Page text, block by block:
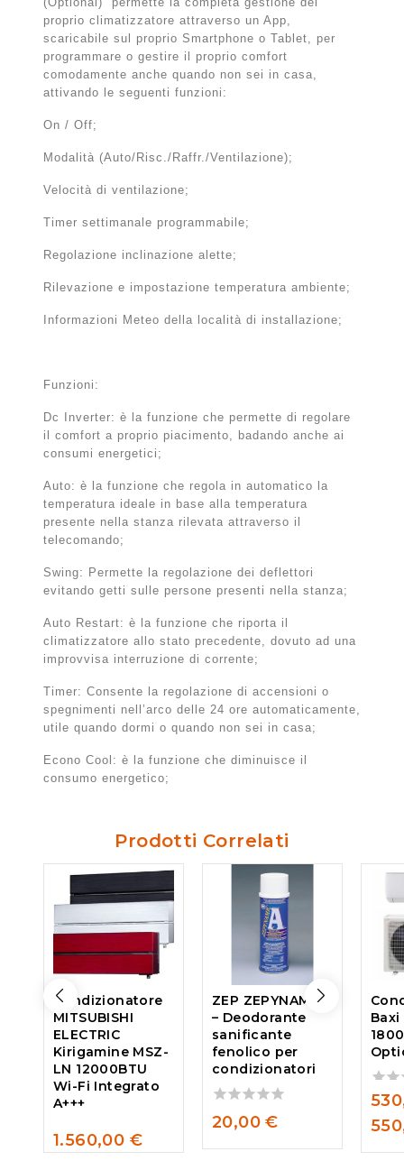
proprio climatizzatore attraverso un App,
scaricabile sul proprio Smartphone o Tablet, per
programmare o gestire il proprio comfort
comodamente anche quando non sei in casa,
attivando le seguenti funzioni:
On / Off;
Modalità (Auto/Risc./Raffr./Ventilazione);
Velocità di ventilazione;
Timer settimanale programmabile;
Regolazione inclinazione alette;
Rilevazione e impostazione temperatura ambiente;
Informazioni Meteo della località di installazione;
Funzioni:
Dc Inverter: è la funzione che permette di regolare
il comfort a proprio piacimento, badando anche ai
consumi energetici;
Auto: è la funzione che regola in automatico la
temperatura ideale in base alla temperatura
presente nella stanza rilevata attraverso il
telecomando;
Swing: Permette la regolazione dei deflettori
evitando getti sulle persone presenti nella stanza;
Auto Restart: è la funzione che riporta il
climatizzatore allo stato precedente, dovuto ad una
improvvisa interruzione di corrente;
Timer: Consente la regolazione di accensioni o
spegnimenti nell’arco delle 24 ore automaticamente,
utile quando dormi o quando non sei in casa;
Econo Cool: è la funzione che diminuisce il
consumo energetico;
Prodotti Correlati
Condizionatore
MITSUBISHI
ELECTRIC
Kirigamine MSZ-
LN 12000BTU
Wi-Fi Integrato
A+++
0
1.560,00 €
ZEP ZEPYNAMIC
– Deodorante
sanificante
fenolico per
condizionatori
0
of
20,00€
Baxi
0
out
of
5